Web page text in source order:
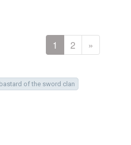
1 2 »
of the sword clan